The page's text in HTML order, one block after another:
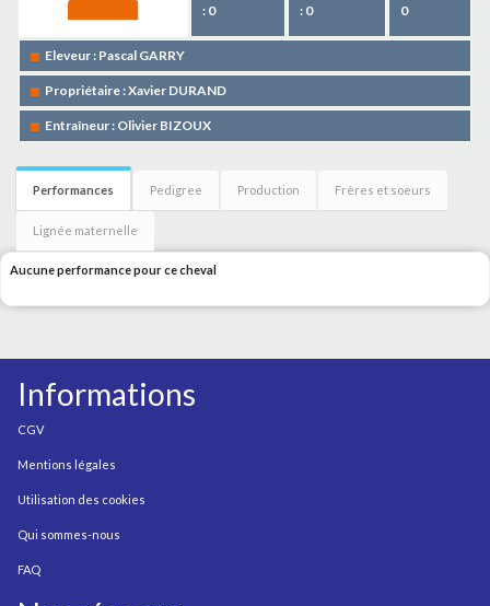
: 0
: 0
0
Eleveur : Pascal GARRY
Propriétaire : Xavier DURAND
Entraîneur : Olivier BIZOUX
Performances Pedigree Production Frères et soeurs
Lignée maternelle
Aucune performance pour ce cheval
Informations
CGV
Mentions légales
Utilisation des cookies
Qui sommes-nous
FAQ